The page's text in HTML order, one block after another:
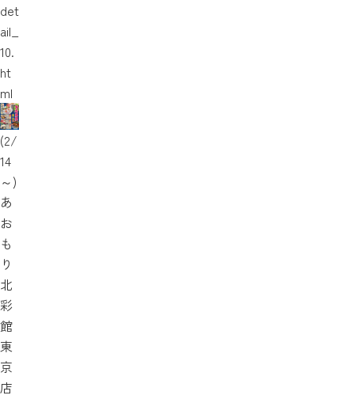
det
ail_
10.
ht
ml
(2/
14
～)
あ
お
も
り
北
彩
館
東
京
店